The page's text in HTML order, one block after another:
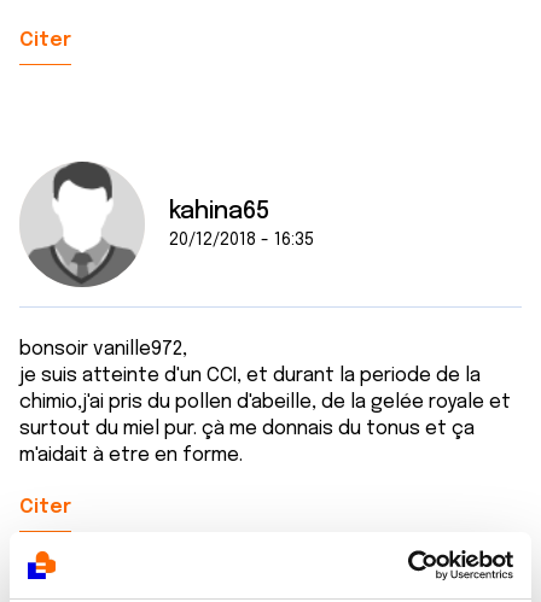
Citer
kahina65
20/12/2018 - 16:35
bonsoir vanille972,
je suis atteinte d'un CCI, et durant la periode de la
chimio,j'ai pris du pollen d'abeille, de la gelée royale et
surtout du miel pur. çà me donnais du tonus et ça
m'aidait à etre en forme.
Citer